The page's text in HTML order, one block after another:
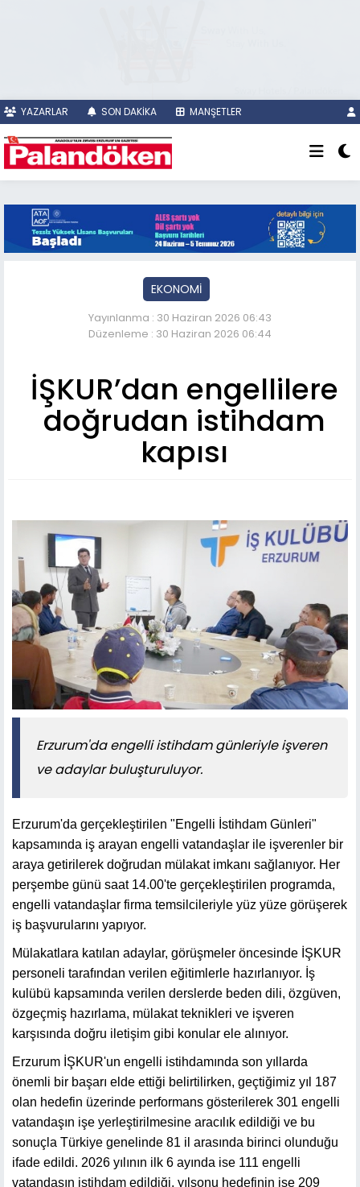
YAZARLAR SON DAKİKA MANŞETLER
EKONOMİ
Yayınlanma : 30 Haziran 2026 06:43
Düzenleme : 30 Haziran 2026 06:44
İŞKUR’dan engellilere
doğrudan istihdam
kapısı
Erzurum'da engelli istihdam günleriyle işveren
ve adaylar buluşturuluyor.
Erzurum'da gerçekleştirilen "Engelli İstihdam Günleri"
kapsamında iş arayan engelli vatandaşlar ile işverenler bir
araya getirilerek doğrudan mülakat imkanı sağlanıyor. Her
perşembe günü saat 14.00'te gerçekleştirilen programda,
engelli vatandaşlar firma temsilcileriyle yüz yüze görüşerek
iş başvurularını yapıyor.
Mülakatlara katılan adaylar, görüşmeler öncesinde İŞKUR
personeli tarafından verilen eğitimlerle hazırlanıyor. İş
kulübü kapsamında verilen derslerde beden dili, özgüven,
özgeçmiş hazırlama, mülakat teknikleri ve işveren
karşısında doğru iletişim gibi konular ele alınıyor.
Erzurum İŞKUR'un engelli istihdamında son yıllarda
önemli bir başarı elde ettiği belirtilirken, geçtiğimiz yıl 187
olan hedefin üzerinde performans gösterilerek 301 engelli
vatandaşın işe yerleştirilmesine aracılık edildiği ve bu
sonuçla Türkiye genelinde 81 il arasında birinci olunduğu
ifade edildi. 2026 yılının ilk 6 ayında ise 111 engelli
vatandaşın istihdam edildiği, yılsonu hedefinin ise 209